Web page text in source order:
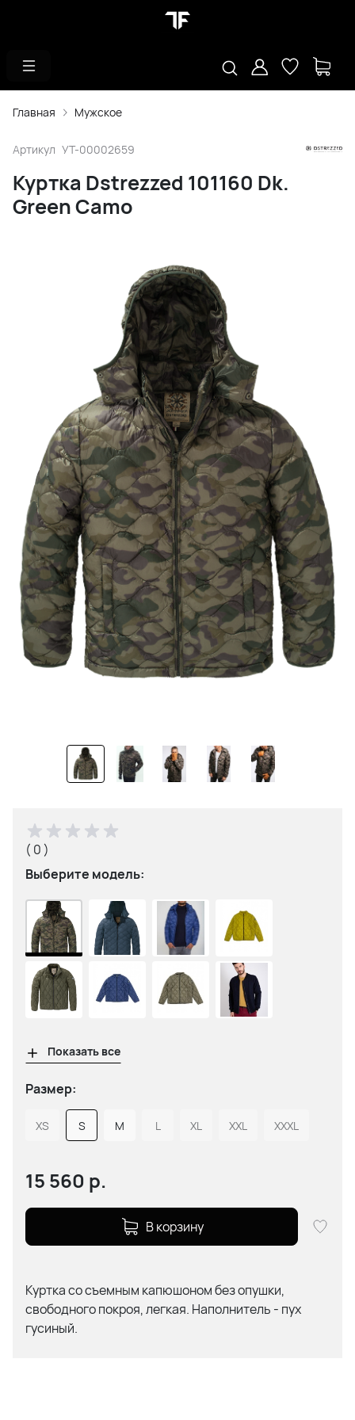
Главная Мужское
Артикул УТ-00002659
Куртка Dstrezzed 101160 Dk.
Green Camo
( 0 )
Выберите модель:
Показать все
Размер:
XS S M L XL XXL XXXL
15 560 р.
В корзину
Куртка со съемным капюшоном без опушки,
свободного покроя, легкая. Наполнитель - пух
гусиный.